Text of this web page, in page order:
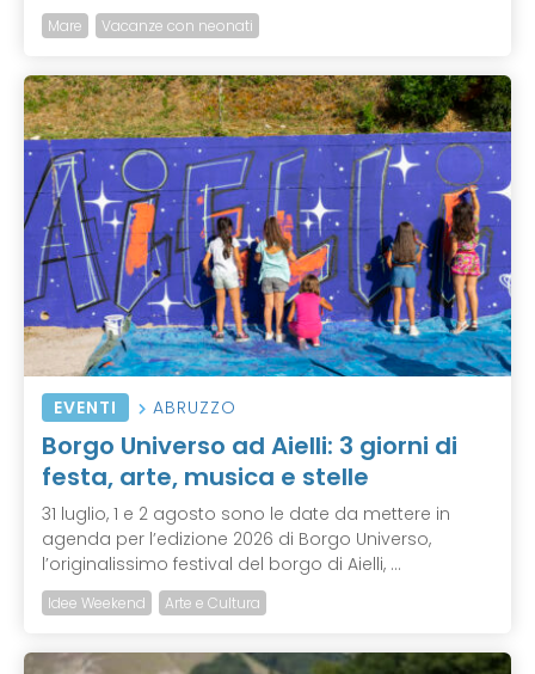
Mare Vacanze con neonati
EVENTI ABRUZZO
Borgo Universo ad Aielli: 3 giorni di
festa, arte, musica e stelle
31 luglio, 1 e 2 agosto sono le date da mettere in
agenda per l’edizione 2026 di Borgo Universo,
l’originalissimo festival del borgo di Aielli, ...
Idee Weekend Arte e Cultura